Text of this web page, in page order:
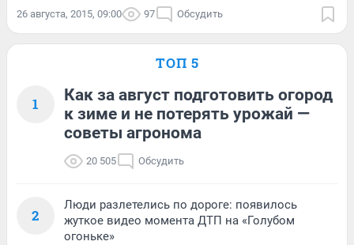
26 августа, 2015, 09:00 97 Обсудить
ТОП 5
1
Как за август подготовить огород
к зиме и не потерять урожай —
советы агронома
20 505 Обсудить
2
Люди разлетелись по дороге: появилось
жуткое видео момента ДТП на «Голубом
огоньке»